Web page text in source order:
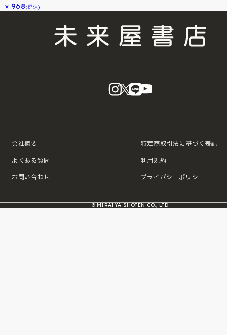
¥ 968(税込)
instagram
X LINE
会社概要
よくある質問
お問い合わせ
特定商取引法に基づく表記
利用規約
プライバシーポリシー
© MIRAIYA SHOTEN CO., LTD.